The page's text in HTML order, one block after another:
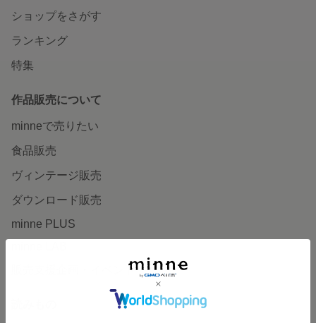
ショップをさがす
ランキング
特集
作品販売について
minneで売りたい
食品販売
ヴィンテージ販売
ダウンロード販売
minne PLUS
販売支援企画・イベント